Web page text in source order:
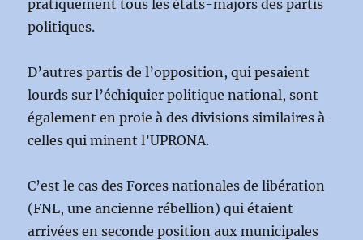
pratiquement tous les états-majors des partis
politiques.
D’autres partis de l’opposition, qui pesaient
lourds sur l’échiquier politique national, sont
également en proie à des divisions similaires à
celles qui minent l’UPRONA.
C’est le cas des Forces nationales de libération
(FNL, une ancienne rébellion) qui étaient
arrivées en seconde position aux municipales